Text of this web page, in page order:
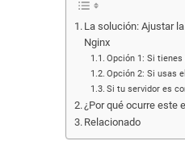
La solución: Ajustar
Nginx
Opción 1: Si
Opción 2: Si usas
Si tu servidor es
¿Por qué ocurre este
Relacionado